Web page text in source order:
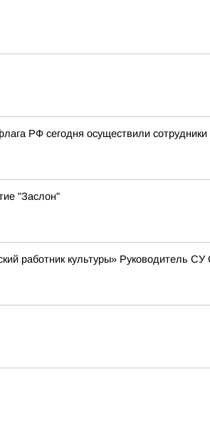
РФ сегодня осуществили
"Заслон"
работник культуры» Руководитель